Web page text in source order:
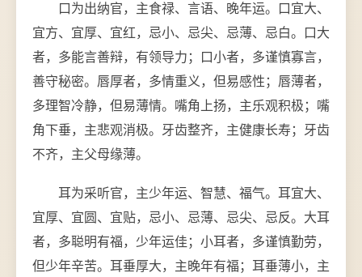
口为出纳官，主食禄、言语、晚年运。口宜大、
宜方、宜厚、宜红，忌小、忌尖、忌薄、忌白。口大
者，多能言善辩，有领导力；口小者，多谨慎寡言，
善守秘密。唇厚者，多情重义，但易感性；唇薄者，
多理智冷静，但易薄情。嘴角上扬，主乐观积极；嘴
角下垂，主悲观消极。牙齿整齐，主健康长寿；牙齿
不齐，主父母缘薄。
耳为采听官，主少年运、智慧、福气。耳宜大、
宜厚、宜圆、宜贴，忌小、忌薄、忌尖、忌反。大耳
者，多聪明有福，少年运佳；小耳者，多谨慎勤劳，
但少年辛苦。耳垂厚大，主晚年有福；耳垂薄小，主